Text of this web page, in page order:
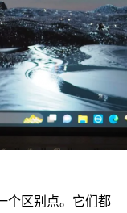
个区别点。 它们都